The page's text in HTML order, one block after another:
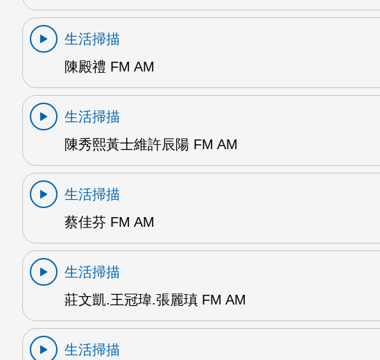
生活掃描
陳殿禮 FM AM
生活掃描
陳秀熙黃士維許辰陽 FM AM
生活掃描
蔡佳芬 FM AM
生活掃描
莊文凱.王冠瑋.張麗瑱 FM AM
生活掃描